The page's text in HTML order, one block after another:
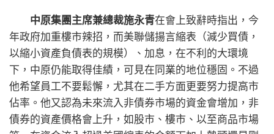
中原集團主席兼總裁施永青在會上致辭時指出，今
年政府加重樓市辣招，而美聯儲揚言縮表（減少買債，
以縮小資產負債表的規模）、加息，在不利的大環境
下，中原仍能取得佳績，可見在同業的地位穩固。不過
他希望員工不要鬆懈，尤其在二手方面更要努力提高市
佔率。他又認為未來流入非債券市場的資金會增加，非
債券的資產價格會上升，如股市、樓市、以至商品市場